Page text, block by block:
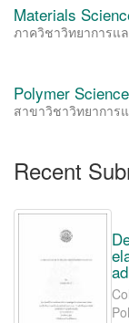
Materials
ภาควิชาวิทยาการแ
Polymer
สาขาวิชาวิทยาการ
Recent